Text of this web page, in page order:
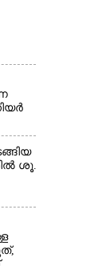
ശൂ...